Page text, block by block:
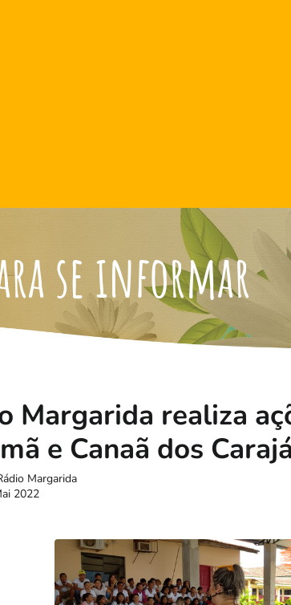
se informar
Margarida realiza
e Canaã dos
Margarida
2022